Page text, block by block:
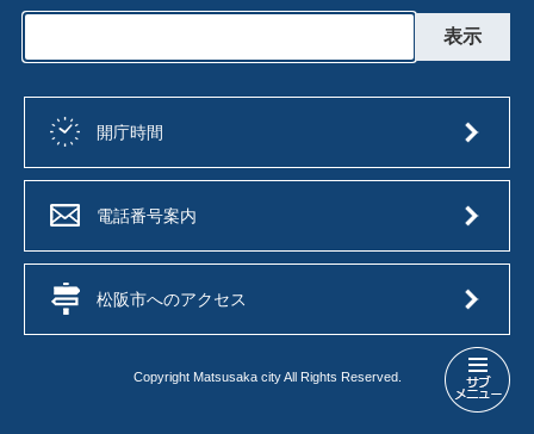
人
権・
開庁時間
電話番号案内
松阪市へのアクセス
Copyright Matsusaka city All Rights Reserved.